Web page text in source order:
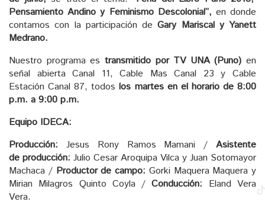
Pensamiento Andino y Feminismo Descolonial”, en donde
contamos con la participación deGary Mariscal y Yanett
Medrano.
Nuestro programa es transmitido por TV UNA (Puno) en
señal abierta Canal 11, Cable Mas Canal 23 y Cable
Estación Canal 87, todoslos martes en el horario de 8:00
p.m. a 9:00 p.m.
Equipo IDECA:
Producción: Jesus Rony Ramos Mamani / Asistente
de producción: Julio Cesar Aroquipa Vilca y Juan Sotomayor
Machaca / Productor de campo: Gorki Maquera Maquera y
Mirian Milagros Quinto Coyla /Conducción: Eland Vera
Vera.